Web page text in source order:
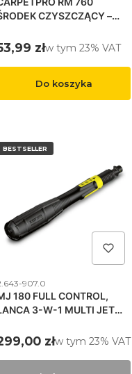
CZYSZCZĄCY –
brutto
złw tym %s VAT
w tym 23% VAT
Do koszyka
BESTSELLER
produktu
907.0
180 FULL CONTROL,
3-W-1 MULTI JET
FC PLUS
brutto
złw tym %s VAT
w tym 23% VAT